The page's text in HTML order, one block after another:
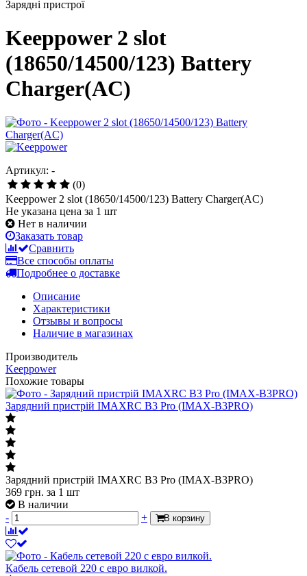
Зарядні пристрої
Keeppower 2 slot
(18650/14500/123) Battery
Charger(AC)
Артикул: -
(0)
Keeppower 2 slot (18650/14500/123) Battery Charger(AC)
Не указана цена за 1 шт
Нет в наличии
Заказать товар
Сравнить
Все способы оплаты
Подробнее о доставке
Описание
Характеристики
Отзывы и вопросы
Наличие в магазинах
Производитель
Keeppower
Похожие товары
Зарядний пристрій IMAXRC B3 Pro (IMAX-B3PRO)
Зарядний пристрій IMAXRC B3 Pro (IMAX-B3PRO)
369 грн. за 1 шт
В наличии
-
+ В корзину
Кабель сетевой 220 с евро вилкой.